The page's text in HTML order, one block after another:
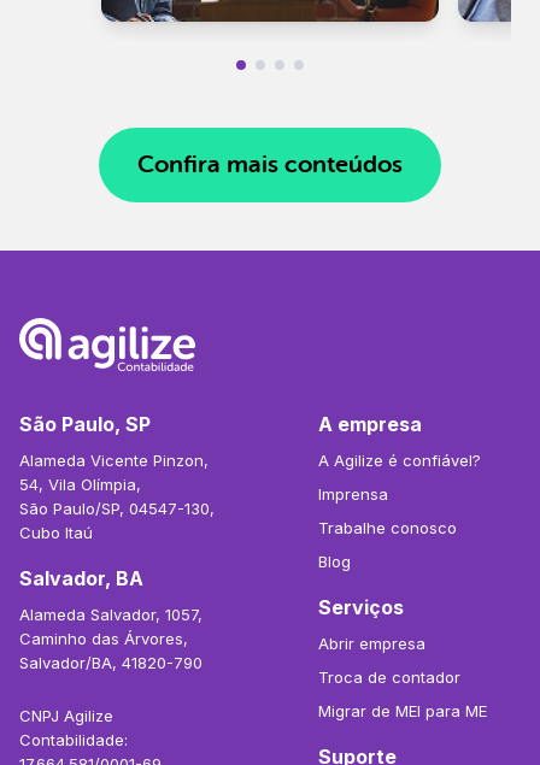
Confira mais conteúdos
São Paulo, SP
Alameda Vicente Pinzon,
54, Vila Olímpia,
São Paulo/SP, 04547-130,
Cubo Itaú
Salvador, BA
Alameda Salvador, 1057,
Caminho das Árvores,
Salvador/BA, 41820-790
CNPJ Agilize
Contabilidade:
A empresa
A Agilize é confiável?
Imprensa
Trabalhe conosco
Blog
Serviços
Abrir empresa
Troca de contador
Migrar de MEI para ME
Suporte